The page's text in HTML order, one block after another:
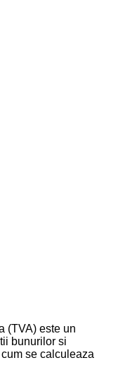
(TVA) este un
bunurilor si
se calculeaza